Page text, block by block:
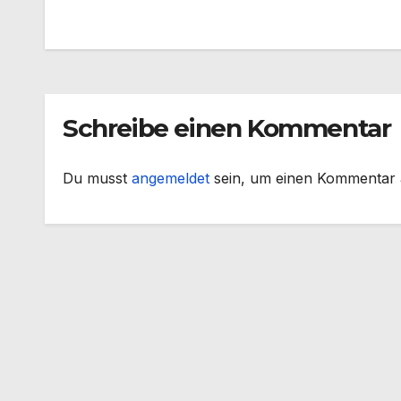
Schreibe einen Kommentar
Du musst angemeldet sein, um einen Kommentar